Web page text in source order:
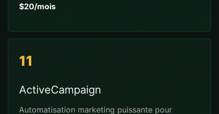
$20/mois
11
ActiveCampaign
Automatisation marketing puissante pour